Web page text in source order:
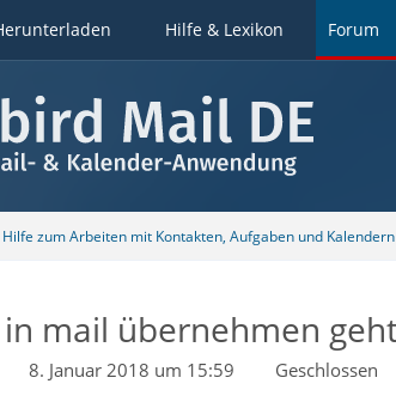
Hilfe & Lexikon Forum
Hilfe zum Arbeiten mit Kontakten, Aufgaben und Kalendern
mail übernehmen
8. Januar 2018 um 15:59 Geschlossen